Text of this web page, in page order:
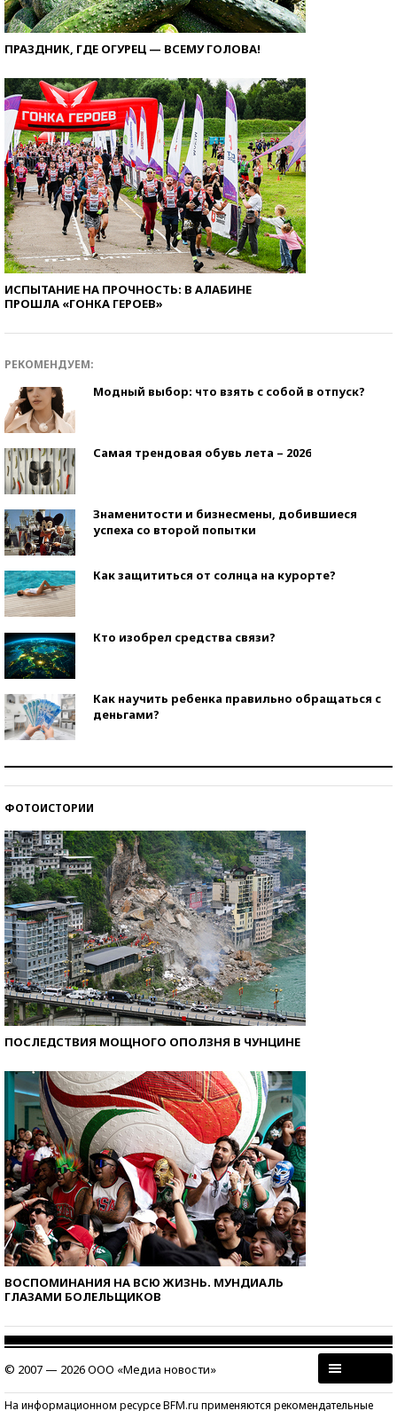
ПРАЗДНИК, ГДЕ ОГУРЕЦ — ВСЕМУ ГОЛОВА!
ИСПЫТАНИЕ НА ПРОЧНОСТЬ: В АЛАБИНЕ
ПРОШЛА «ГОНКА ГЕРОЕВ»
РЕКОМЕНДУЕМ:
Модный выбор: что взять с собой в отпуск?
Самая трендовая обувь лета – 2026
Знаменитости и бизнесмены, добившиеся
успеха со второй попытки
Как защититься от солнца на курорте?
Кто изобрел средства связи?
Как научить ребенка правильно обращаться с
деньгами?
ФОТОИСТОРИИ
ПОСЛЕДСТВИЯ МОЩНОГО ОПОЛЗНЯ В ЧУНЦИНЕ
ВОСПОМИНАНИЯ НА ВСЮ ЖИЗНЬ. МУНДИАЛЬ
ГЛАЗАМИ БОЛЕЛЬЩИКОВ
© 2007 — 2026 ООО «Медиа новости»
На информационном ресурсе BFM.ru применяются рекомендательные